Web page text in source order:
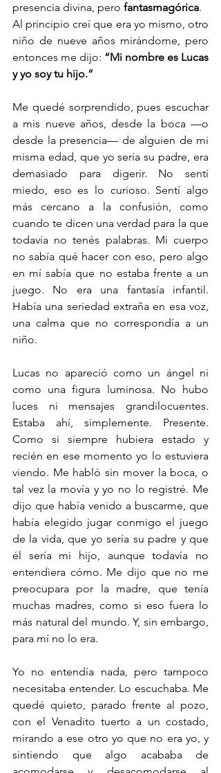
presencia divina, pero fantasmagórica.
Al principio creí que era yo mismo, otro
niño de nueve años mirándome, pero
entonces me dijo: “Mi nombre es Lucas
y yo soy tu hijo.”
Me quedé sorprendido, pues escuchar
a mis nueve años, desde la boca —o
desde la presencia— de alguien de mi
misma edad, que yo sería su padre, era
demasiado para digerir. No sentí
miedo, eso es lo curioso. Sentí algo
más cercano a la confusión, como
cuando te dicen una verdad para la que
todavía no tenés palabras. Mi cuerpo
no sabía qué hacer con eso, pero algo
en mí sabía que no estaba frente a un
juego. No era una fantasía infantil.
Había una seriedad extraña en esa voz,
una calma que no correspondía a un
niño.
Lucas no apareció como un ángel ni
como una figura luminosa. No hubo
luces ni mensajes grandilocuentes.
Estaba ahí, simplemente. Presente.
Como si siempre hubiera estado y
recién en ese momento yo lo estuviera
viendo. Me habló sin mover la boca, o
tal vez la movía y yo no lo registré. Me
dijo que había venido a buscarme, que
había elegido jugar conmigo el juego
de la vida, que yo sería su padre y que
él sería mi hijo, aunque todavía no
entendiera cómo. Me dijo que no me
preocupara por la madre, que tenía
muchas madres, como si eso fuera lo
más natural del mundo. Y, sin embargo,
para mí no lo era.
Yo no entendía nada, pero tampoco
necesitaba entender. Lo escuchaba. Me
quedé quieto, parado frente al pozo,
con el Venadito tuerto a un costado,
mirando a ese otro yo que no era yo, y
sintiendo que algo acababa de